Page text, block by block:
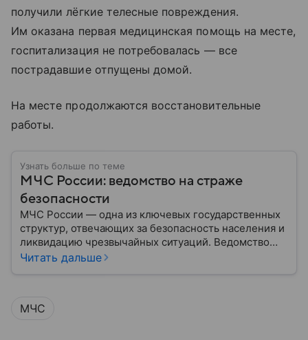
получили лёгкие телесные повреждения.
Им оказана первая медицинская помощь на месте,
госпитализация не потребовалась — все
пострадавшие отпущены домой.
На месте продолжаются восстановительные
работы.
Узнать больше по теме
МЧС России: ведомство на страже
безопасности
МЧС России — одна из ключевых государственных
структур, отвечающих за безопасность населения и
ликвидацию чрезвычайных ситуаций. Ведомство
играет важную роль в защите граждан от
задачи выполняет и какую роль играет в
Читать дальше
МЧС